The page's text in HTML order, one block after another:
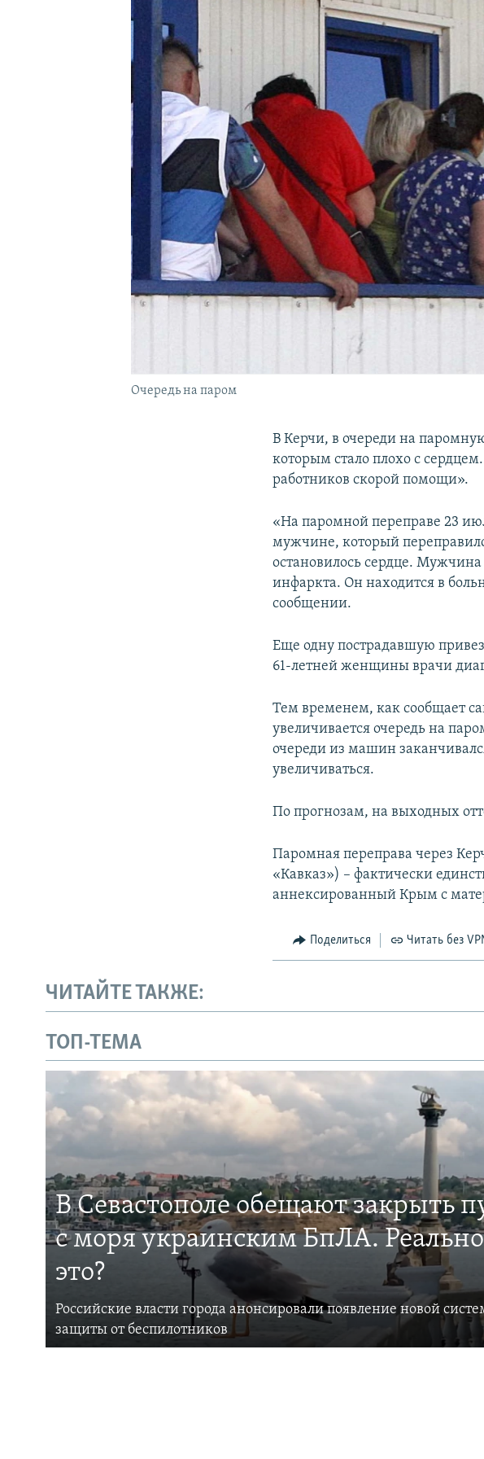
УКРАИНСКАЯ ПРОБЛЕМА КРЫМА
Очередь на паром
В Керчи, в очереди на
которым стало плохо с
работников скорой помощи».
«На паромной переправе 23
мужчине, который
остановилось сердце.
инфаркта. Он находится в
сообщении.
Еще одну пострадавшую
61-летней женщины врачи
Тем временем, как сообщает
увеличивается очередь на
очереди из машин
увеличиваться.
По прогнозам, на выходных
Паромная переправа через
«Кавказ») – фактически
аннексированный Крым с
Поделиться Читать без
ЧИТАЙТЕ ТАКЖЕ:
ТОП-ТЕМА
В Севастополе обещают закрыть
с моря украинским БпЛА.
это?
Российские власти города анонсировали появление новой
защиты от беспилотников